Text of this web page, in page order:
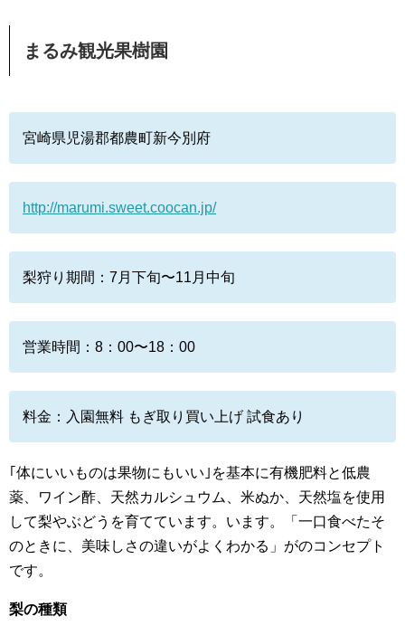
まるみ観光果樹園
宮崎県児湯郡都農町新今別府
http://marumi.sweet.coocan.jp/
梨狩り期間：7月下旬〜11月中旬
営業時間：8：00〜18：00
料金：入園無料 もぎ取り買い上げ 試食あり
｢体にいいものは果物にもいい｣を基本に有機肥料と低農
薬、ワイン酢、天然カルシュウム、米ぬか、天然塩を使用
して梨やぶどうを育てています。います。「一口食べたそ
のときに、美味しさの違いがよくわかる」がのコンセプト
です。
梨の種類